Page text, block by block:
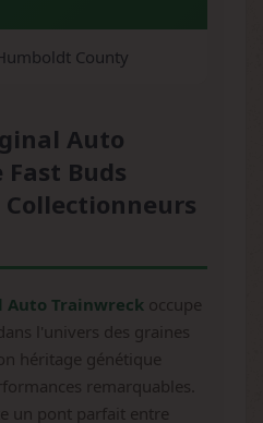
County
Auto
Buds
Auto Trainwreck occupe
l'univers des graines
héritage génétique
remarquables.
un pont parfait entre